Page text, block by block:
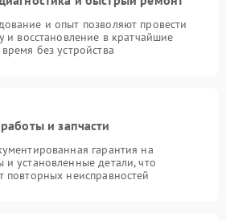
и опыт позволяют провести
и восстановление в кратчайшие
без устройства
и запчасти
гарантия на
установленные детали, что
повторных неисправностей